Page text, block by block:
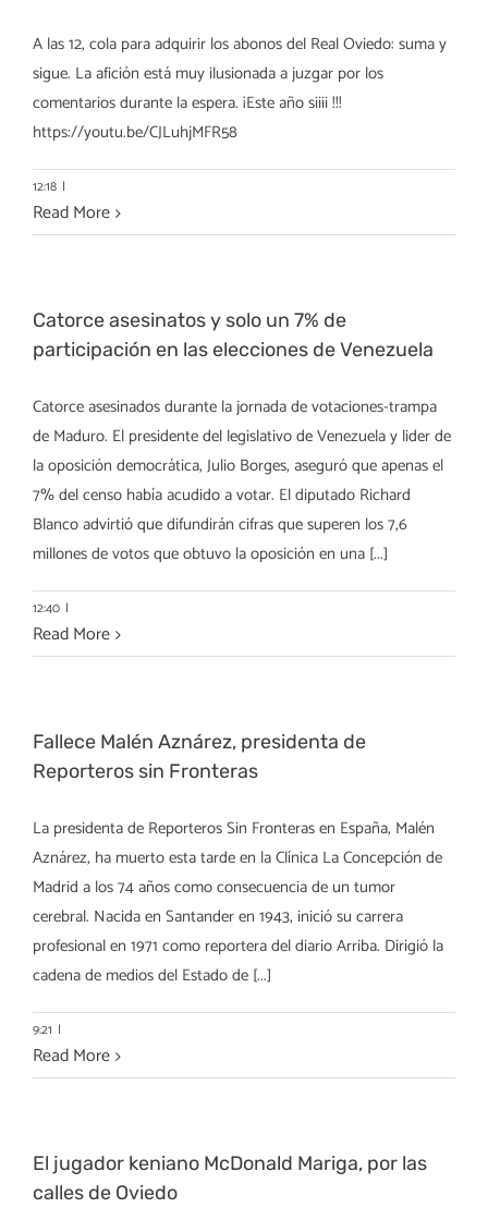
A las 12, cola para adquirir los abonos del Real Oviedo: suma y
sigue. La afición está muy ilusionada a juzgar por los
comentarios durante la espera. ¡Este año siiii !!!
https://youtu.be/CJLuhjMFR58
12:18 |
Read More
Catorce asesinatos y solo un 7% de
participación en las elecciones de Venezuela
Catorce asesinados durante la jornada de votaciones-trampa
de Maduro. El presidente del legislativo de Venezuela y lider de
la oposición democrática, Julio Borges, aseguró que apenas el
7% del censo había acudido a votar. El diputado Richard
Blanco advirtió que difundirán cifras que superen los 7,6
millones de votos que obtuvo la oposición en una [...]
12:40 |
Read More
Fallece Malén Aznárez, presidenta de
Reporteros sin Fronteras
La presidenta de Reporteros Sin Fronteras en España, Malén
Aznárez, ha muerto esta tarde en la Clínica La Concepción de
Madrid a los 74 años como consecuencia de un tumor
cerebral. Nacida en Santander en 1943, inició su carrera
profesional en 1971 como reportera del diario Arriba. Dirigió la
cadena de medios del Estado de [...]
9:21 |
Read More
El jugador keniano McDonald Mariga, por las
calles de Oviedo